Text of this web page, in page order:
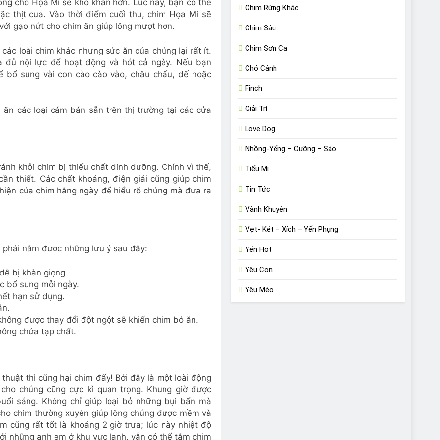
cho Họa Mi sẽ khó khăn hơn. Lúc này, bạn có thể
thịt cua. Vào thời điểm cuối thu, chim Họa Mi sẽ
gạo nứt cho chim ăn giúp lông mượt hơn.
loài chim khác nhưng sức ăn của chúng lại rất ít.
đủ nội lực để hoạt động và hót cả ngày. Nếu bạn
sung vài con cào cào vào, châu chấu, dế hoặc
các loại cám bán sẵn trên thị trường tại các cửa
khỏi chim bị thiếu chất dinh dưỡng. Chính vì thế,
thiết. Các chất khoáng, điện giải cũng giúp chim
của chim hằng ngày để hiểu rõ chúng mà đưa ra
nắm được những lưu ý sau đây:
bị khàn giọng.
bổ sung mỗi ngày.
hạn sử dụng.
được thay đổi đột ngột sẽ khiến chim bỏ ăn.
chứa tạp chất.
thì cũng hại chim đấy! Bởi đây là một loài động
chúng cũng cực kì quan trọng. Khung giờ được
sáng. Không chỉ giúp loại bỏ những bụi bẩn mà
chim thường xuyên giúp lông chúng được mềm và
cũng rất tốt là khoảng 2 giờ trưa; lúc này nhiệt độ
những anh em ở khu vực lạnh, vẫn có thể tắm chim
Chim Rừng Khác
Chim Sâu
Chim Sơn Ca
Chó Cảnh
Finch
Giải Trí
Love Dog
Nhồng-Yểng – Cưỡng – Sáo
Tiểu Mi
Tin Tức
Vành Khuyên
Vẹt- Két – Xích – Yến Phụng
Yến Hót
Yêu Con
Yêu Mèo